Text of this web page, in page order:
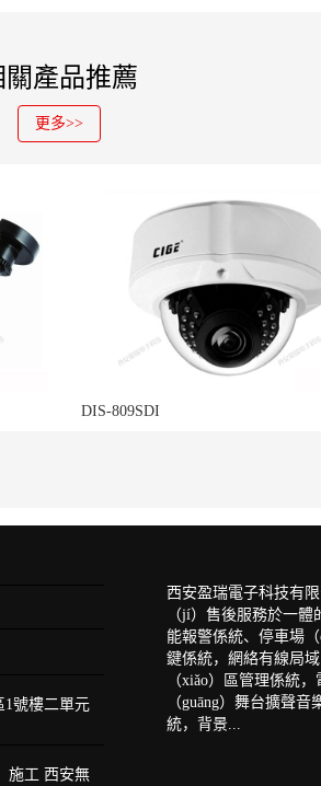
關產品推薦
更多>>
DIS-809SDI
1號樓二單元
施工 西安無
西安盈瑞電子科技有
（jí）售後服務於一
能報警係統、停車場
鍵係統，網絡有線局
（xiǎo）區管理係統
（guāng）舞台擴聲
統，背景...